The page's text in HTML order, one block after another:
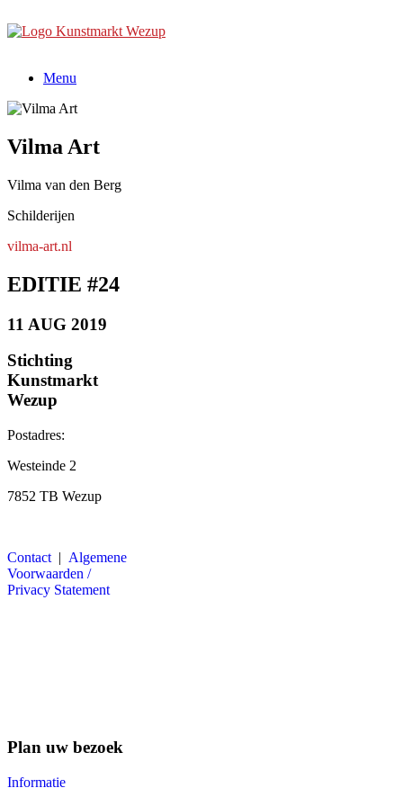
naar
Menu
Vilma Art
Vilma van den Berg
Schilderijen
vilma-art.nl
EDITIE #24
11 AUG 2019
Stichting
Kunstmarkt
Wezup
Postadres:
Westeinde 2
7852 TB Wezup
Contact | Algemene
Voorwaarden /
Privacy Statement
Plan uw bezoek
Informatie